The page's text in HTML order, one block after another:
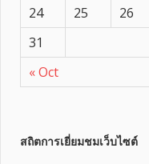
« Oct
24
25 26
31
สถิตการเยี่ยมชมเว็บไซต์